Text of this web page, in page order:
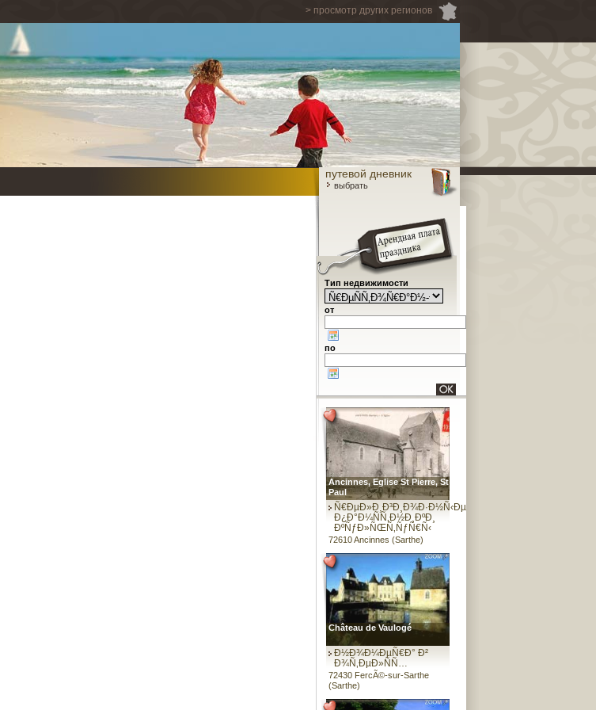
> просмотр других регионов
путевой дневник
выбрать
Тип недвижимости
от
по
Ancinnes, Eglise St Pierre, St
Paul
Ñ€ÐµÐ»Ð¸Ð³Ð¸Ð¾Ð·Ð½Ñ‹Ðµ
Ð¿Ð°Ð¼ÑÑ‚Ð½Ð¸ÐºÐ¸
ÐºÑƒÐ»ÑŒÑ‚ÑƒÑ€Ñ‹
72610 Ancinnes (Sarthe)
Château de Vaulogé
Ð½Ð¾Ð¼ÐµÑ€Ð° Ð²
Ð¾Ñ‚ÐµÐ»ÑÑ…
72430 FercÃ©-sur-Sarthe
(Sarthe)